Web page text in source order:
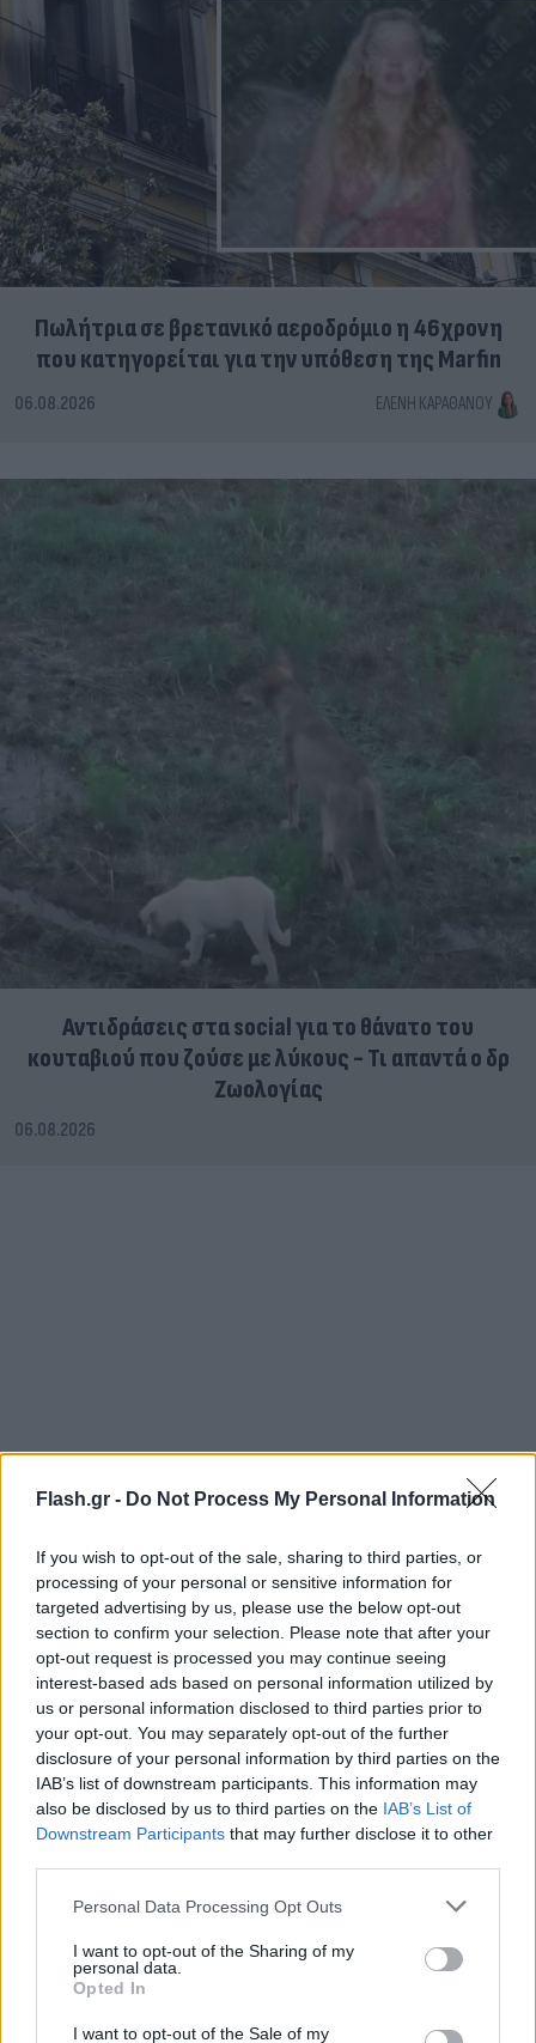
Flash.gr - Do Not Process My Personal Information
If you wish to opt-out of the sale, sharing to third parties, or
processing of your personal or sensitive information for
targeted advertising by us, please use the below opt-out
section to confirm your selection. Please note that after your
opt-out request is processed you may continue seeing
interest-based ads based on personal information utilized by
us or personal information disclosed to third parties prior to
your opt-out. You may separately opt-out of the further
disclosure of your personal information by third parties on the
IAB’s list of downstream participants. This information may
also be disclosed by us to third parties on the IAB’s List of
Downstream Participants that may further disclose it to other
Please note that this website/app uses one or more Google
not limited to your visit or usage behaviour. You may click to
grant or deny consent to Google and its third-party tags to
use your data for below specified purposes in below Google
consent section.
Personal Data Processing Opt Outs
I want to opt-out of the Sharing of my
personal data.
Opted In
I want to opt-out of the Sale of my
Πωλήτρια σε βρετανικό αεροδρόμιο η 46χρονη
που κατηγορείται για την υπόθεση της Marfin
06.08.2026 ΕΛΈΝΗ ΚΑΡΑΘΆΝΟΥ
Αντιδράσεις στα social για το θάνατο του
κουταβιού που ζούσε με λύκους - Τι απαντά ο δρ
Ζωολογίας
06.08.2026